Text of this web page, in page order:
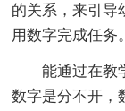
的关系，来引导
用数字完成任务。
能通过在教
数字是分不开，